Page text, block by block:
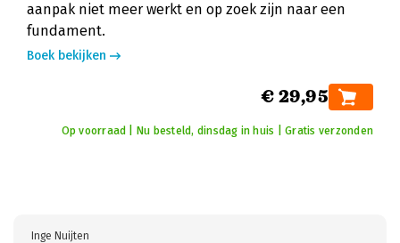
aanpak niet meer werkt en op zoek zijn naar een
fundament.
Boek bekijken
€ 29,95
Op voorraad | Nu besteld, dinsdag in huis | Gratis verzonden
Inge Nuijten